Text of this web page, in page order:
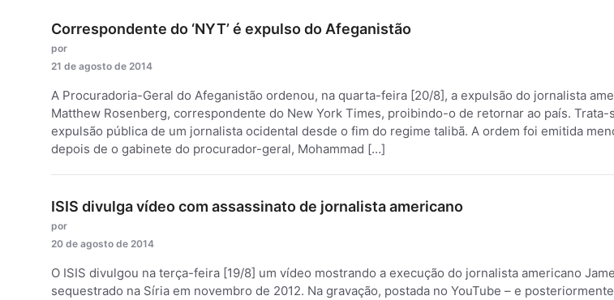
Correspondente do ‘NYT’ é expulso do Afeganistão
por
21 de agosto de 2014
A Procuradoria-Geral do Afeganistão ordenou, na quarta-feira [20/8], a expulsão do jornalista
Matthew Rosenberg, correspondente do New York Times, proibindo-o de retornar ao país. Trata-
expulsão pública de um jornalista ocidental desde o fim do regime talibã. A ordem foi emitida
depois de o gabinete do procurador-geral, Mohammad […]
ISIS divulga vídeo com assassinato de jornalista americano
por
20 de agosto de 2014
O ISIS divulgou na terça-feira [19/8] um vídeo mostrando a execução do jornalista americano
sequestrado na Síria em novembro de 2012. Na gravação, postada no YouTube – e